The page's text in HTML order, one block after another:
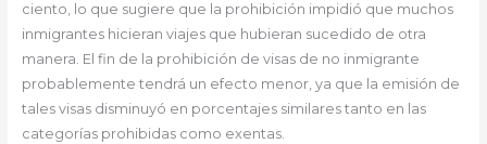
ciento, lo que sugiere que la prohibición impidió que muchos
inmigrantes hicieran viajes que hubieran sucedido de otra
manera. El fin de la prohibición de visas de no inmigrante
probablemente tendrá un efecto menor, ya que la emisión de
tales visas disminuyó en porcentajes similares tanto en las
categorías prohibidas como exentas.